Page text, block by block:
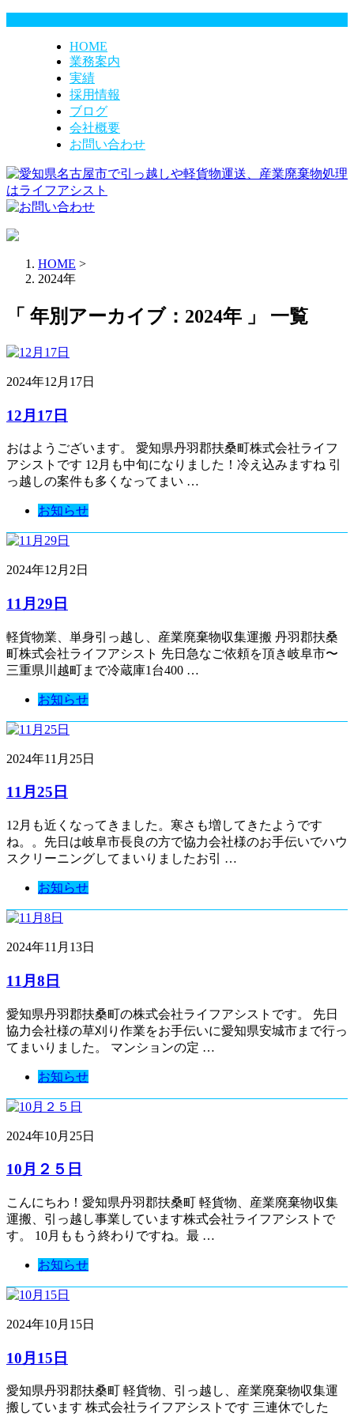
HOME
業務案内
実績
採用情報
ブログ
会社概要
お問い合わせ
HOME >
2024年
「 年別アーカイブ：2024年 」 一覧
2024年12月17日
12月17日
おはようございます。 愛知県丹羽郡扶桑町株式会社ライフ
アシストです 12月も中旬になりました！冷え込みますね 引
っ越しの案件も多くなってまい …
お知らせ
2024年12月2日
11月29日
軽貨物業、単身引っ越し、産業廃棄物収集運搬 丹羽郡扶桑
町株式会社ライフアシスト 先日急なご依頼を頂き岐阜市〜
三重県川越町まで冷蔵庫1台400 …
お知らせ
2024年11月25日
11月25日
12月も近くなってきました。寒さも増してきたようです
ね。。先日は岐阜市長良の方で協力会社様のお手伝いでハウ
スクリーニングしてまいりましたお引 …
お知らせ
2024年11月13日
11月8日
愛知県丹羽郡扶桑町の株式会社ライフアシストです。 先日
協力会社様の草刈り作業をお手伝いに愛知県安城市まで行っ
てまいりました。 マンションの定 …
お知らせ
2024年10月25日
10月２５日
こんにちわ！愛知県丹羽郡扶桑町 軽貨物、産業廃棄物収集
運搬、引っ越し事業しています株式会社ライフアシストで
す。 10月ももう終わりですね。最 …
お知らせ
2024年10月15日
10月15日
愛知県丹羽郡扶桑町 軽貨物、引っ越し、産業廃棄物収集運
搬しています 株式会社ライフアシストです 三連休でした